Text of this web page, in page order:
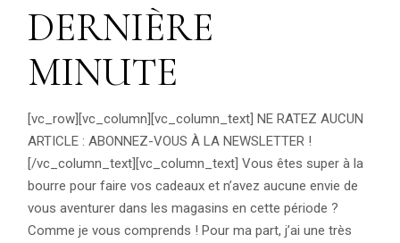
DERNIÈRE
MINUTE
[vc_row][vc_column][vc_column_text] NE RATEZ AUCUN
ARTICLE : ABONNEZ-VOUS À LA NEWSLETTER !
[/vc_column_text][vc_column_text] Vous êtes super à la
bourre pour faire vos cadeaux et n’avez aucune envie de
vous aventurer dans les magasins en cette période ?
Comme je vous comprends ! Pour ma part, j’ai une très